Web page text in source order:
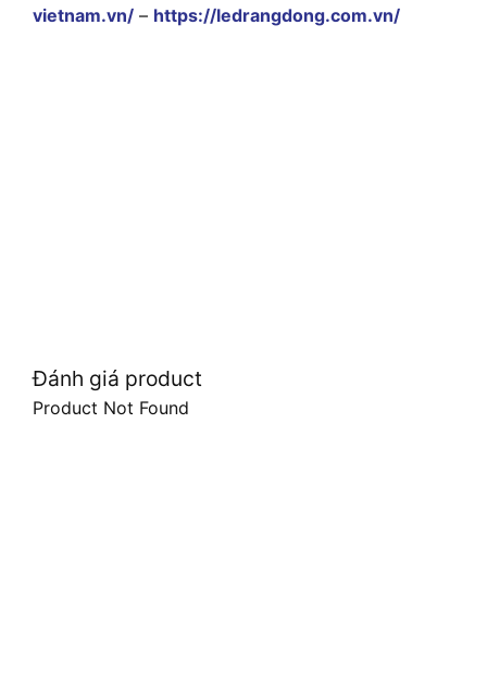
vietnam.vn/ – https://ledrangdong.com.vn/
Đánh giá product
Product Not Found